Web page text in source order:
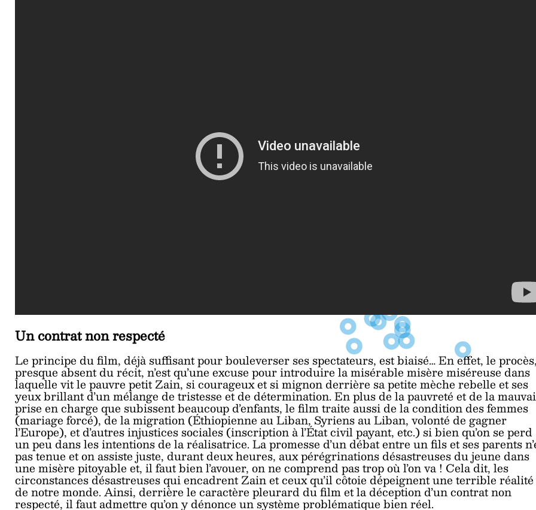
Un contrat non respecté
Le principe du film, déjà suffisant pour bouleverser ses spectateurs, est biaisé… En effet, le
presque absent du récit, n’est qu’une excuse pour introduire la misérable misère miséreuse dans
laquelle vit le pauvre petit Zain, si courageux et si mignon derrière sa petite mèche rebelle et ses
yeux brillant d’un mélange de tristesse et de détermination. En plus de la pauvreté et de la
prise en charge que subissent beaucoup d’enfants, le film traite aussi de la condition des femmes
(mariage forcé), de la migration (Éthiopienne au Liban, Syriens au Liban, volonté de gagner
l’Europe), et d’autres injustices sociales (inscription à l’État civil payant, etc.) si bien qu’on se perd
un peu dans les intentions de la réalisatrice. La promesse d’un débat entre un fils et ses parents
pas tenue et on assiste juste, durant deux heures, aux pérégrinations désastreuses du jeune dans
une misère pitoyable et, il faut bien l’avouer, on ne comprend pas trop où l’on va ! Cela dit, les
circonstances désastreuses qui encadrent Zain et ceux qu’il côtoie dépeignent une terrible réalité
de notre monde. Ainsi, derrière le caractère pleurard du film et la déception d’un contrat non
respecté, il faut admettre qu’on y dénonce un système problématique bien réel.